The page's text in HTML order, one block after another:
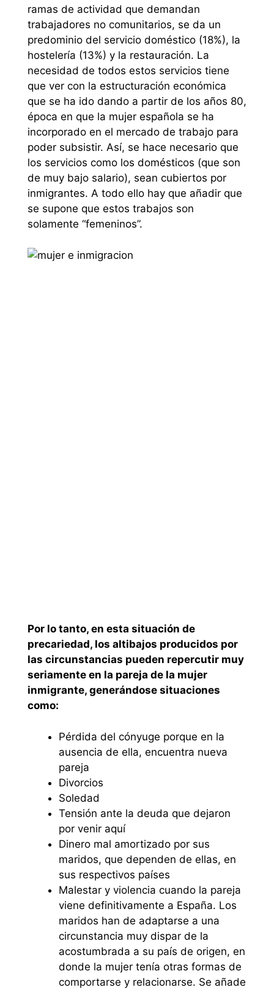
ramas de actividad que demandan
trabajadores no comunitarios, se da un
predominio del servicio doméstico (18%), la
hostelería (13%) y la restauración. La
necesidad de todos estos servicios tiene
que ver con la estructuración económica
que se ha ido dando a partir de los años 80,
época en que la mujer española se ha
incorporado en el mercado de trabajo para
poder subsistir. Así, se hace necesario que
los servicios como los domésticos (que son
de muy bajo salario), sean cubiertos por
inmigrantes. A todo ello hay que añadir que
se supone que estos trabajos son
solamente “femeninos”.
Por lo tanto, en esta situación de
precariedad, los altibajos producidos por
las circunstancias pueden repercutir muy
seriamente en la pareja de la mujer
inmigrante, generándose situaciones
como:
Pérdida del cónyuge porque en la
ausencia de ella, encuentra nueva
pareja
Divorcios
Soledad
Tensión ante la deuda que dejaron
por venir aquí
Dinero mal amortizado por sus
maridos, que dependen de ellas, en
sus respectivos países
Malestar y violencia cuando la pareja
viene definitivamente a España. Los
maridos han de adaptarse a una
circunstancia muy dispar de la
acostumbrada a su país de origen, en
donde la mujer tenía otras formas de
comportarse y relacionarse. Se añade